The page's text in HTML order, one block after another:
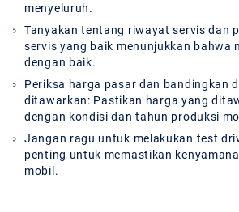
menyeluruh.
Tanyakan tentang riwayat servis dan
servis yang baik menunjukkan bahwa
dengan baik.
Periksa harga pasar dan bandingkan
ditawarkan: Pastikan harga yang
dengan kondisi dan tahun produksi
Jangan ragu untuk melakukan test
penting untuk memastikan
mobil.